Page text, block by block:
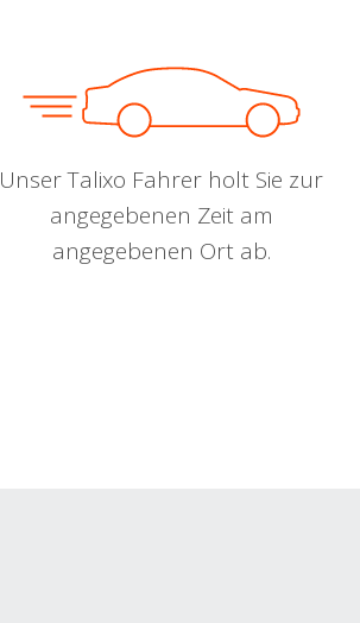
Unser Talixo Fahrer holt Sie zur
angegebenen Zeit am
angegebenen Ort ab.